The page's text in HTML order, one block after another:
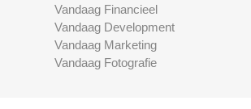
Vandaag Financieel
Vandaag Development
Vandaag Marketing
Vandaag Fotografie